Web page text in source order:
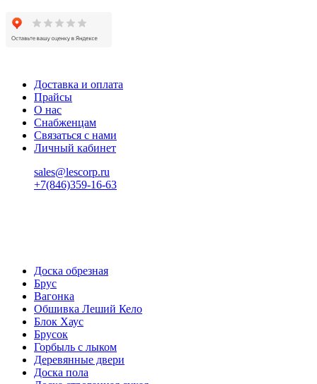
Доставка и оплата
Прайсы
О нас
Снабженцам
Связаться с нами
Личный кабинет
sales@lescorp.ru
+7(846)359-16-63
Доска обрезная
Брус
Вагонка
Обшивка Леший Кело
Блок Хаус
Брусок
Горбыль с лыком
Деревянные двери
Доска пола